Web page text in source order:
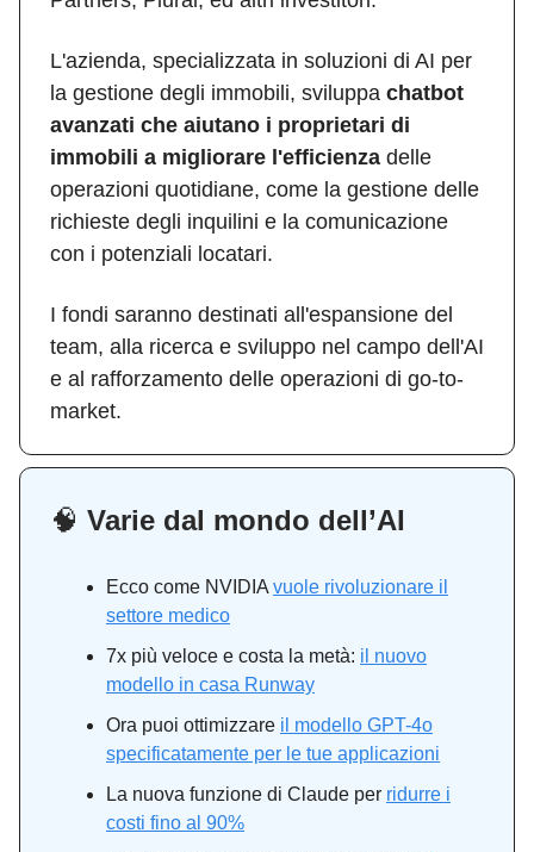
L'azienda, specializzata in soluzioni di AI per
la gestione degli immobili, sviluppa chatbot
avanzati che aiutano i proprietari di
immobili a migliorare l'efficienza delle
operazioni quotidiane, come la gestione delle
richieste degli inquilini e la comunicazione
con i potenziali locatari.
I fondi saranno destinati all'espansione del
team, alla ricerca e sviluppo nel campo dell'AI
e al rafforzamento delle operazioni di go-to-
market.
🧠 Varie dal mondo dell’AI
Ecco come NVIDIA vuole rivoluzionare il
settore medico
7x più veloce e costa la metà: il nuovo
modello in casa Runway
Ora puoi ottimizzare il modello GPT-4o
specificatamente per le tue applicazioni
La nuova funzione di Claude per ridurre i
costi fino al 90%